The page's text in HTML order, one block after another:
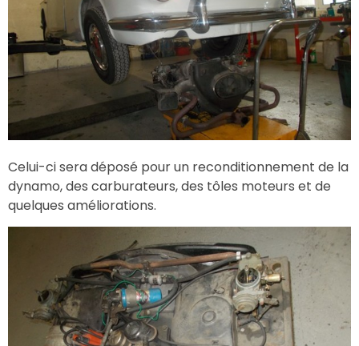
Celui-ci sera déposé pour un reconditionnement de la
dynamo, des carburateurs, des tôles moteurs et de
quelques améliorations.